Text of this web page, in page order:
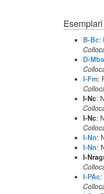
Esemplari
B-Bc:
D-Mbs
I-Fm:
I-Nc:
I-Nc:
I-Nn:
I-Nn:
I-
I-PAc: